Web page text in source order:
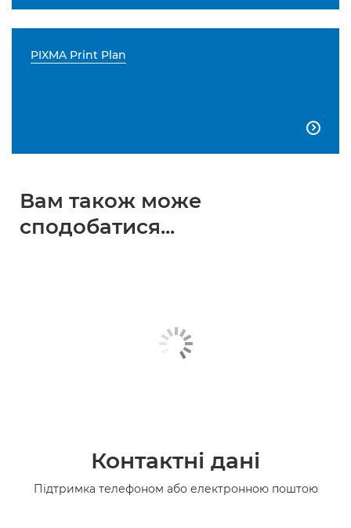
PIXMA Print Plan

Вам також може
сподобатися...
Контактні дані
Підтримка телефоном або електронною поштою